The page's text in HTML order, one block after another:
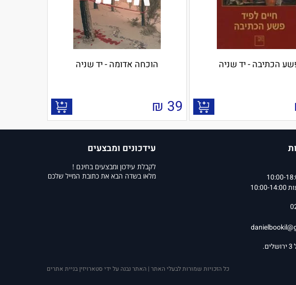
הכתיבה - יד שניה הוכחה אדומה - יד שניה
39
₪
עידכונים ומבצעים
לקבלת עידכון ומבצעים בחינם !
מלאו בשדה הבא את כתובת המייל שלכם
כל הזכויות שמורות לבעלי האתר | האתר נבנה על ידי סטארויזין בניית אתרים